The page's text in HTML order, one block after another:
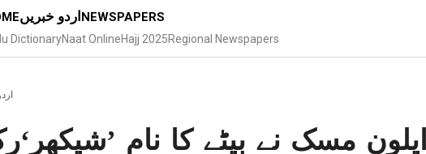
اردو خبریں NEWSPAPERS
DictionaryNaat OnlineHajj 2025Regional Newspapers
ایلون مسک نے بیٹے کا نام